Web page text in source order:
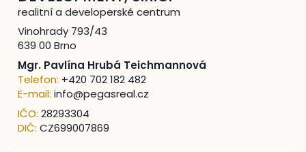
realitní a developerské centrum
Vinohrady 793/43
639 00 Brno
Mgr. Pavlína Hrubá Teichmannová
Telefon: +420 702 182 482
E-mail:info@pegasreal.cz
IČO:28293304
DIČ:CZ699007869